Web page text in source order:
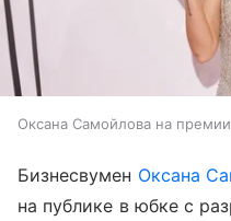
Оксана Самойлова на
Бизнесвумен Оксана
на публике в юбке с